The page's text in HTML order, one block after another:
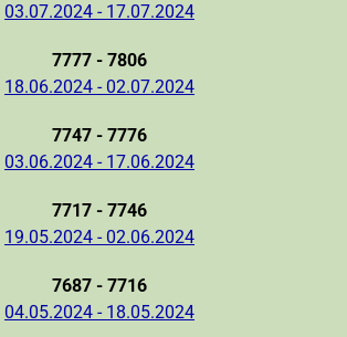
03.07.2024 - 17.07.2024
7777 - 7806
18.06.2024 - 02.07.2024
7747 - 7776
03.06.2024 - 17.06.2024
7717 - 7746
19.05.2024 - 02.06.2024
7687 - 7716
04.05.2024 - 18.05.2024